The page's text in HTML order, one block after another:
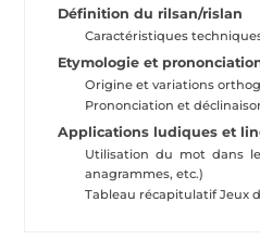
Définition du rilsan/rislan
Caractéristiques
Etymologie et
Origine et variations
Prononciation et
Applications ludiques et
Utilisation du mot dans
anagrammes, etc.)
Tableau récapitulatif Jeux